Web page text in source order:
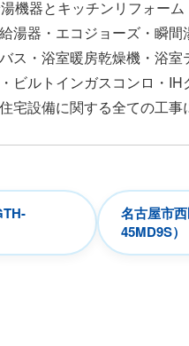
機器とキッチンリフォー
湯器・エコジョーズ・瞬
ス・浴室暖房乾燥機・浴
ビルトインガスコンロ・
宅設備に関する全ての工事
名古屋市
45MD9S）